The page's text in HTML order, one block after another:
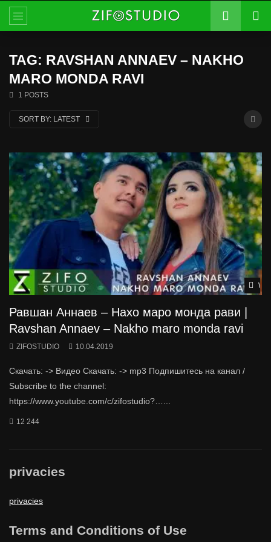
TAG: RAVSHAN ANNAEV – NAKHO
MARO MONDA RAVI
1 POSTS
SORT BY: LATEST
Равшан Аннаев – Нахо маро монда рави |
Ravshan Annaev – Nakho maro monda ravi
ZIFOSTUDIO 10.04.2019
Скачать: -> Видео Скачать: -> mp3 Подпишитесь на канал /
Subscribe to the channel:
https://www.youtube.com/c/zifostudio?…...
12 244
privacies
privacies
Terms and Conditions of Use